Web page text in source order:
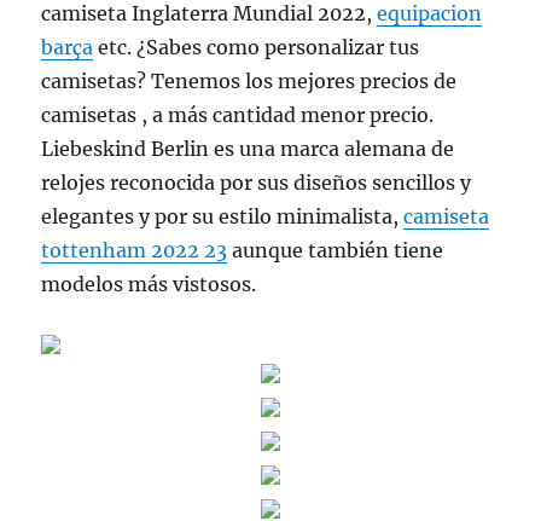
camiseta Inglaterra Mundial 2022,equipacion
barça etc. ¿Sabes como personalizar tus
camisetas? Tenemos los mejores precios de
camisetas , a más cantidad menor precio.
Liebeskind Berlin es una marca alemana de
relojes reconocida por sus diseños sencillos y
elegantes y por su estilo minimalista,camiseta
tottenham 2022 23 aunque también tiene
modelos más vistosos.